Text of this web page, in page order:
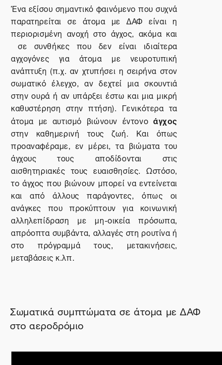
Ένα εξίσου σημαντικό φαινόμενο που συχνά
παρατηρείται σε άτομα με ΔΑΦ είναι η
περιορισμένη ανοχή στο άγχος, ακόμα και
σε συνθήκες που δεν είναι ιδιαίτερα
αγχογόνες για άτομα με νευροτυπική
ανάπτυξη (π.χ. αν χτυπήσει η σειρήνα στον
σωματικό έλεγχο, αν δεχτεί μια σκουντιά
στην ουρά ή αν υπάρξει έστω και μια μικρή
καθυστέρηση στην πτήση). Γενικότερα τα
άτομα με αυτισμό βιώνουν έντονοάγχος
στην καθημερινή τους ζωή. Και όπως
προαναφέραμε, εν μέρει, τα βιώματα του
άγχους τους αποδίδονται στις
αισθητηριακές τους ευαισθησίες. Ωστόσο,
το άγχος που βιώνουν μπορεί να εντείνεται
και από άλλους παράγοντες, όπως οι
ανάγκες που προκύπτουν για κοινωνική
αλληλεπίδραση με μη-οικεία πρόσωπα,
απρόοπτα συμβάντα, αλλαγές στη ρουτίνα ή
στο πρόγραμμά τους, μετακινήσεις,
μεταβάσεις κ.λπ.
Σωματικά συμπτώματα σε άτομα με ΔΑΦ
στο αεροδρόμιο